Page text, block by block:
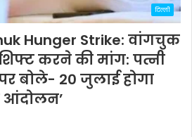
दिल्ली
Hunger Strike: वांगचुक
करने की मांग: पत्नी
पर बोले- 20 जुलाई होगा
आंदोलन’